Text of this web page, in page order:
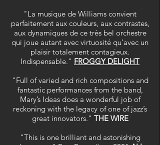
"La musique de Williams convient
parfaitement aux couleurs, aux contrastes,
aux dynamiques de ce très bel orchestre
qui joue autant avec virtuosité qu’avec un
plaisir totalement contagieux.
Indispensable." FROGGY DELIGHT
"Full of varied and rich compositions and
fantastic performances from the band,
Mary’s Ideas does a wonderful job of
reckoning with the legacy of one of jazz’s
great innovators." THE WIRE
"This is one brilliant and astonishing